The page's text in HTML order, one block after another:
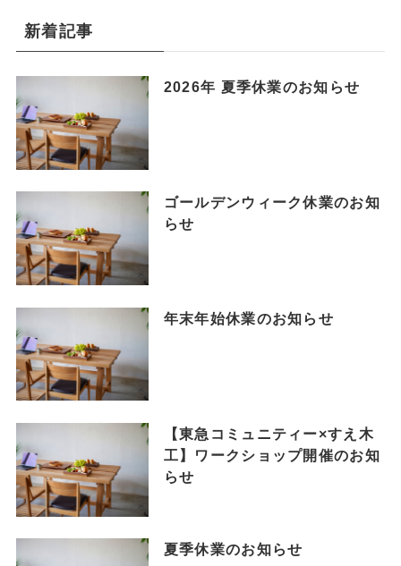
新着記事
2026年 夏季休業のお知らせ
ゴールデンウィーク休業のお知
らせ
年末年始休業のお知らせ
【東急コミュニティー×すえ木
工】ワークショップ開催のお知
らせ
夏季休業のお知らせ